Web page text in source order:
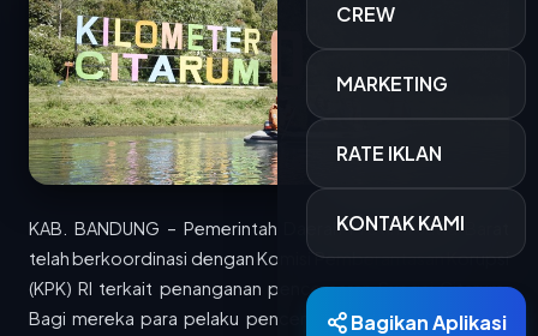
CREW
MARKETING
RATE IKLAN
KONTAK KAMI
Bagikan Aplikasi
MIX LAGU
OPERATOR
KAB. BANDUNG – Pemerintah Daerah Provinsi Jawa Barat
telah berkoordinasi dengan Komisi Pemberantasan Korupsi
(KPK) RI terkait penanganan pencemaran Sungai Citarum.
Bagi mereka para pelaku pencemaran bisa terkena pasal